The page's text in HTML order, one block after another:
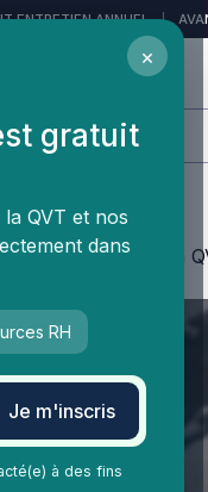
ENTRETIEN ANNUEL |
Enjeux dans la
×
gratuit
QVT et nos
dans
RH
Je m'inscris
à des fins